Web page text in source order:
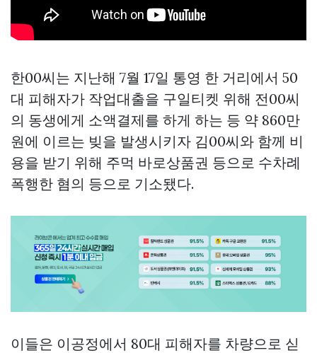
한00씨는 지난해 7월 17일 통영 한 거리에서 50
대 피해자가 작업대출을 구일티켓 위해 전00씨
의 동생에게 소액결제를 하게 하는 등 약 860만
원에 이르는 빚을 발생시키자 김00씨와 함께 비
용을 받기 위해 주먹 바로상품권 등으로 수차례
폭행한 혐의 등으로 기소됐다.
이들은 이공정에서 80대 피해자를 차량으로 싣